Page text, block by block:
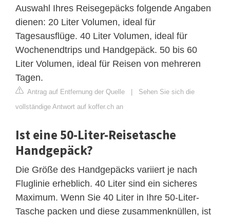
Auswahl Ihres Reisegepäcks folgende Angaben
dienen: 20 Liter Volumen, ideal für
Tagesausflüge. 40 Liter Volumen, ideal für
Wochenendtrips und Handgepäck. 50 bis 60
Liter Volumen, ideal für Reisen von mehreren
Tagen.
Antrag auf Entfernung der Quelle | Sehen Sie sich die
vollständige Antwort auf koffer.ch an
Ist eine 50-Liter-Reisetasche
Handgepäck?
Die Größe des Handgepäcks variiert je nach
Fluglinie erheblich. 40 Liter sind ein sicheres
Maximum. Wenn Sie 40 Liter in Ihre 50-Liter-
Tasche packen und diese zusammenknüllen, ist